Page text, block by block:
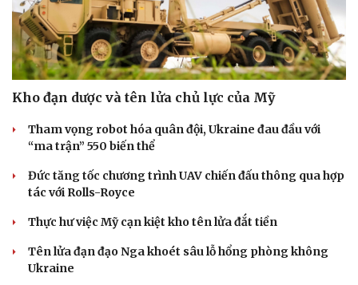
Kho đạn dược và tên lửa chủ lực của Mỹ
Tham vọng robot hóa quân đội, Ukraine đau đầu với
“ma trận” 550 biến thể
Đức tăng tốc chương trình UAV chiến đấu thông qua hợp
tác với Rolls-Royce
Thực hư việc Mỹ cạn kiệt kho tên lửa đắt tiền
Tên lửa đạn đạo Nga khoét sâu lỗ hổng phòng không
Ukraine